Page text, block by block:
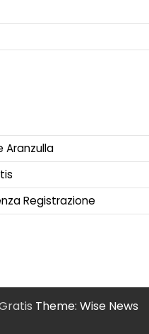
Aranzulla
Registrazione
Theme: Wise News